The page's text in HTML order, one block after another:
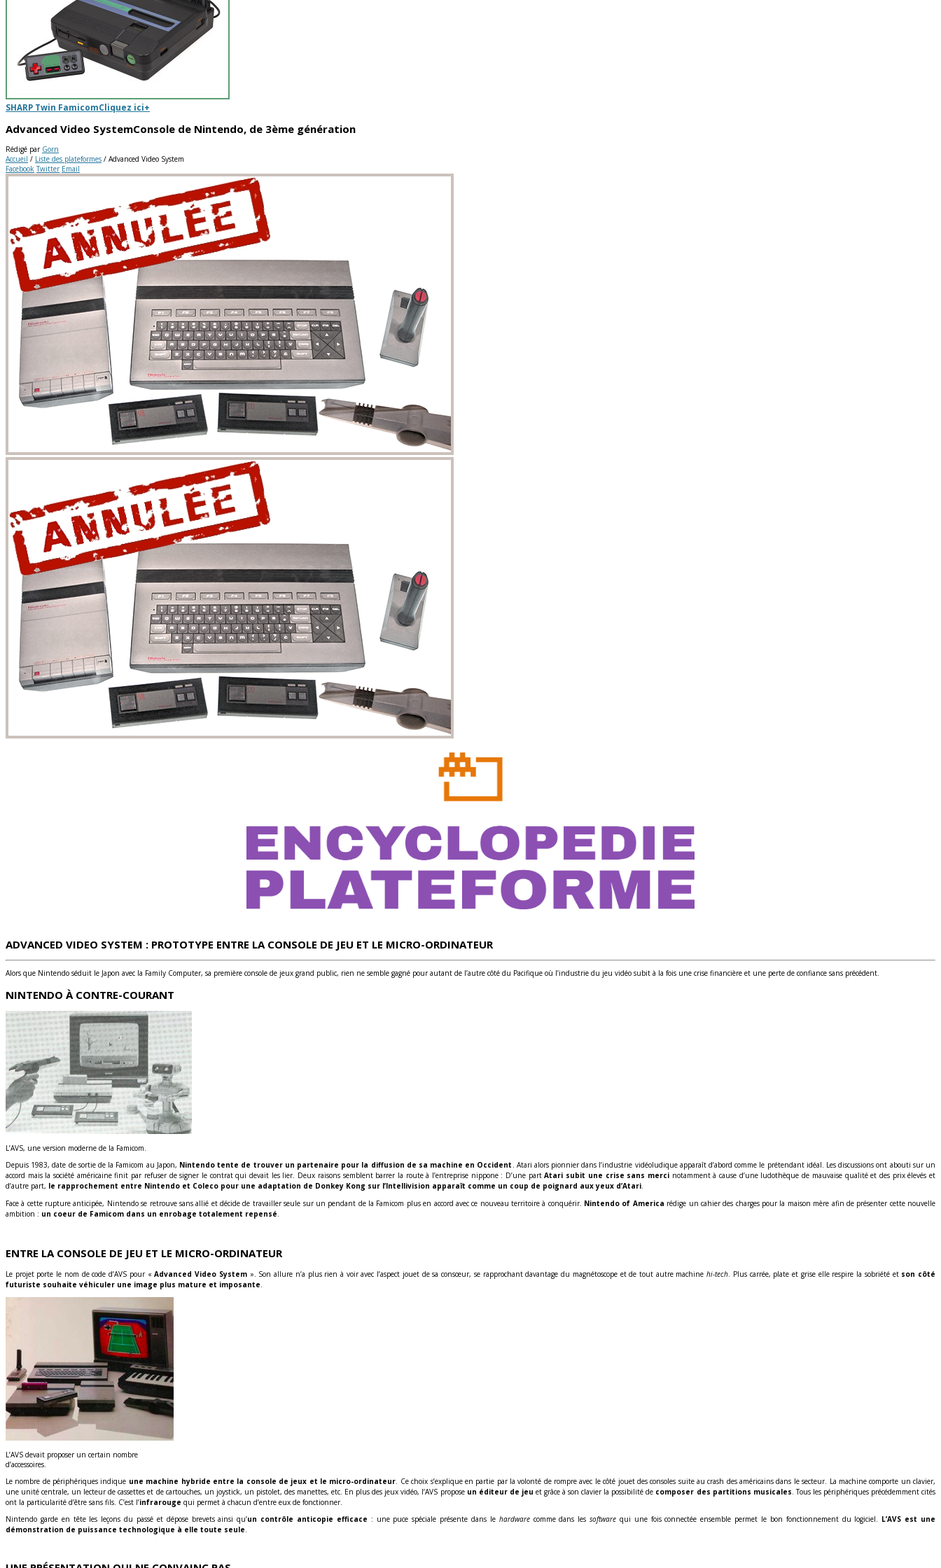
SHARP Twin FamicomCliquez ici+
Advanced Video SystemConsole de Nintendo, de 3ème génération
Rédigé par Gorn
Accueil / Liste des plateformes / Advanced Video System
Facebook Twitter Email
ADVANCED VIDEO SYSTEM : PROTOTYPE ENTRE LA CONSOLE DE JEU ET LE MICRO-ORDINATEUR
Alors que Nintendo séduit le Japon avec la Family Computer, sa première console de jeux grand public, rien ne semble gagné pour autant de l’autre côté du Pacifique où l’industrie du jeu vidéo subit à la fois une crise financière et une perte de confiance sans précédent.
NINTENDO À CONTRE-COURANT
L’AVS, une version moderne de la Famicom.
Depuis 1983, date de sortie de la Famicom au Japon, Nintendo tente de trouver un partenaire pour la diffusion de sa machine en Occident . Atari alors pionnier dans l’industrie vidéoludique apparaît d’abord comme le prétendant idéal. Les discussions ont abouti sur un
accord mais la société américaine finit par refuser de signer le contrat qui devait les lier. Deux raisons semblent barrer la route à l’entreprise nippone : D’une partAtari subit une crise sans mercinotamment à cause d’une ludothèque de mauvaise qualité et des prix élevés et
d’autre part, le rapprochement entre Nintendo et Coleco pour une adaptation de Donkey Kong sur l’Intellivision apparaît comme un coup de poignard aux yeux d’Atari.
Face à cette rupture anticipée, Nintendo se retrouve sans allié et décide de travailler seule sur un pendant de la Famicom plus en accord avec ce nouveau territoire à conquérir. Nintendo of America rédige un cahier des charges pour la maison mère afin de présenter cette nouvelle
ambition : un coeur de Famicom dans un enrobage totalement repensé.
ENTRE LA CONSOLE DE JEU ET LE MICRO-ORDINATEUR
Le projet porte le nom de code d’AVS pour «Advanced Video System». Son allure n’a plus rien à voir avec l’aspect jouet de sa consœur, se rapprochant davantage du magnétoscope et de tout autre machinehi-tech. Plus carrée, plate et grise elle respire la sobriété et son côté
futuriste souhaite véhiculer une image plus mature et imposante.
L’AVS devait proposer un certain nombre
d’accessoires.
Le nombre de périphériques indique une machine hybride entre la console de jeux et le micro-ordinateur. Ce choix s’explique en partie par la volonté de rompre avec le côté jouet des consoles suite au crash des américains dans le secteur. La machine comporte un clavier,
une unité centrale, un lecteur de cassettes et de cartouches, un joystick, un pistolet, des manettes, etc. En plus des jeux vidéo, l’AVS propose un éditeur de jeu et grâce à son clavier la possibilité de composer des partitions musicales.Tous les périphériques précédemment cités
ont la particularité d’être sans fils. C’est l’infrarouge qui permet à chacun d’entre eux de fonctionner.
Nintendo garde en tête les leçons du passé et dépose brevets ainsi qu’un contrôle anticopie efficace : une puce spéciale présente dans le hardwarecomme dans lessoftware qui une fois connectée ensemble permet le bon fonctionnement du logiciel. L’AVS est une
démonstration de puissance technologique à elle toute seule.